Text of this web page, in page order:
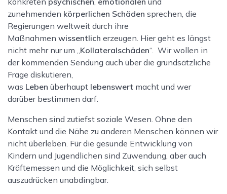
zunehmenden körperlichen Schäden sprechen, die
Regierungen weltweit durch ihre
Maßnahmen wissentlich erzeugen. Hier geht es längst
nicht mehr nur um „ Kollateralschäden“. Wir wollen in
der kommenden Sendung auch über die grundsätzliche
Frage diskutieren,
was Leben überhaupt lebenswert macht und wer
darüber bestimmen darf.
Menschen sind zutiefst soziale Wesen. Ohne den
Kontakt und die Nähe zu anderen Menschen können wir
nicht überleben. Für die gesunde Entwicklung von
Kindern und Jugendlichen sind Zuwendung, aber auch
Kräftemessen und die Möglichkeit, sich selbst
auszudrücken unabdingbar.